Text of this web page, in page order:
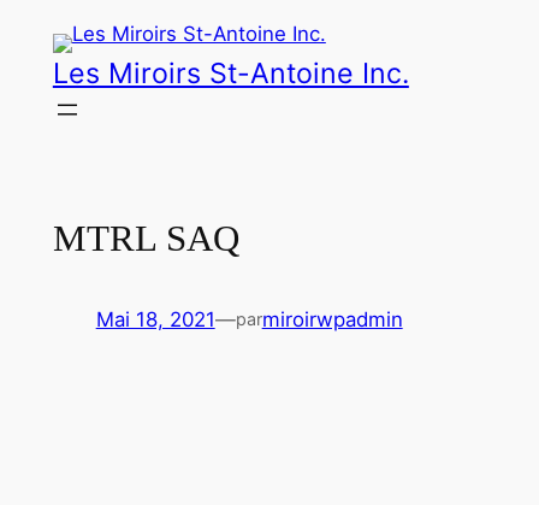
contenuLes Miroirs St-Antoine Inc.
MTRL SAQ
Mai 18, 2021—parmiroirwpadmin